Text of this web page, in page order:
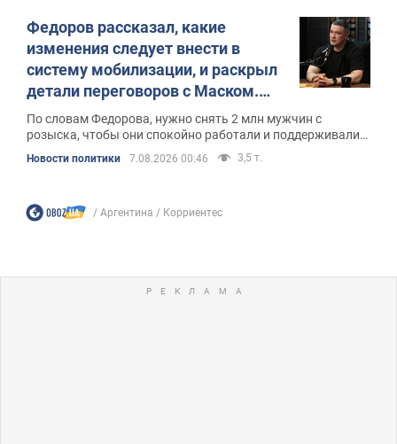
Федоров рассказал, какие
изменения следует внести в
систему мобилизации, и раскрыл
детали переговоров с Маском.
Видео
По словам Федорова, нужно снять 2 млн мужчин с
розыска, чтобы они спокойно работали и поддерживали
Новости политики 7.08.2026 00:46 3,5 т.
Аргентина Корриентес